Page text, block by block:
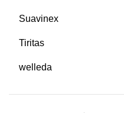
Suavinex
Tiritas
welleda